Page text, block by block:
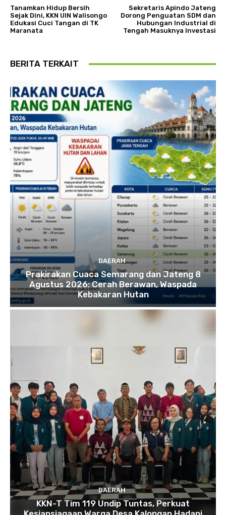
Tanamkan Hidup Bersih
Sejak Dini, KKN UIN Walisongo
Edukasi Cuci Tangan di TK
Maranata
Sekretaris Apindo Jateng
Dorong Penguatan SDM dan
Hubungan Industrial di
Tengah Masuknya Investasi
BERITA TERKAIT
DAERAH
Prakirakan Cuaca Semarang dan Jateng 8
Agustus 2026: Cerah Berawan, Waspada
Kebakaran Hutan
DAERAH
KKN-T Tim 119 Undip Tuntas, Perkuat